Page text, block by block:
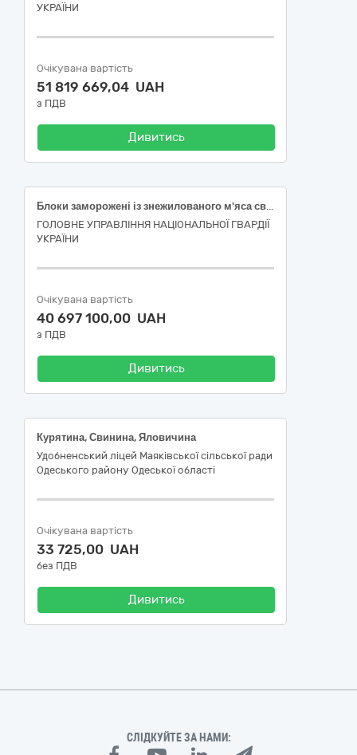
УКРАЇНИ
Очікувана вартість
51 819 669,04 UAH
з ПДВ
Дивитись
Блоки заморожені із знежилованого м'яса свинини нежирні
ГОЛОВНЕ УПРАВЛІННЯ НАЦІОНАЛЬНОЇ ГВАРДІЇ
УКРАЇНИ
Очікувана вартість
40 697 100,00 UAH
з ПДВ
Дивитись
Курятина, Свинина, Яловичина
Удобненський ліцей Маяківської сільської ради
Одеського району Одеської області
Очікувана вартість
33 725,00 UAH
без ПДВ
Дивитись
СЛІДКУЙТЕ ЗА НАМИ: